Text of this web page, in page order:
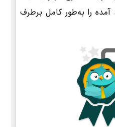
را به‌طور کامل برطرف